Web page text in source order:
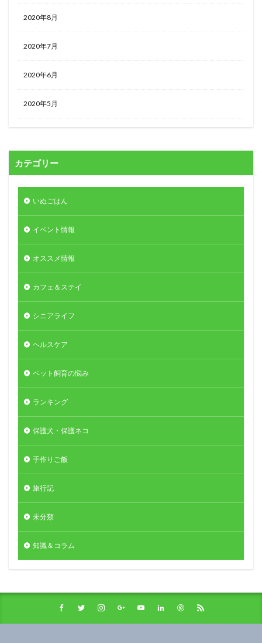
2020年8月
2020年7月
2020年6月
2020年5月
カテゴリー
いぬごはん
イベント情報
オススメ情報
カフェ＆ステイ
シニアライフ
ヘルスケア
ペット飼育の悩み
ランキング
保護犬・保護ネコ
手作りご飯
旅行記
未分類
知識＆コラム